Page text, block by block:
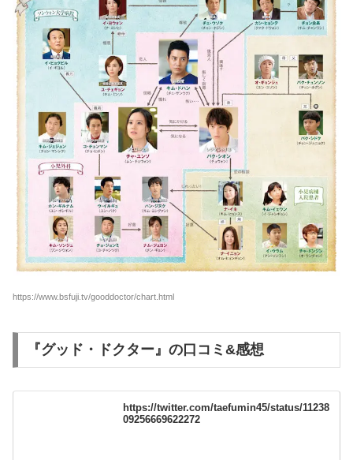
https://www.bsfuji.tv/gooddoctor/chart.html
『グッド・ドクター』の口コミ&感想
https://twitter.com/taefumin45/status/11238
09256669622272